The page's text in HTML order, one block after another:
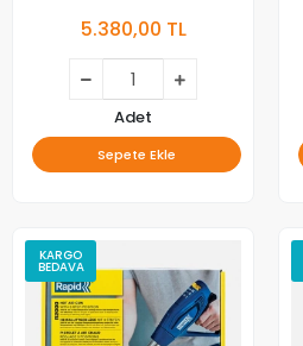
5.380,00 TL
Adet
Sepete Ekle
KARGO
BEDAVA